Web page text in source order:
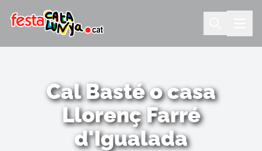
Cal Basté o casa
Llorenç Farré
d'Igualada